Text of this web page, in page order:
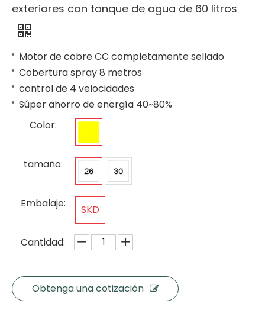
exteriores con tanque de agua de 60 litros
Motor de cobre CC completamente sellado
Cobertura spray 8 metros
control de 4 velocidades
Súper ahorro de energía 40~80%
Color:
tamaño:
Embalaje: SKD
Cantidad:
Obtenga una cotización